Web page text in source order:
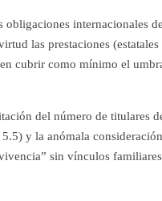
obligaciones internacionales
las prestaciones (estatales
cubrir como mínimo el
del número de titulares
y la anómala
sin vínculos